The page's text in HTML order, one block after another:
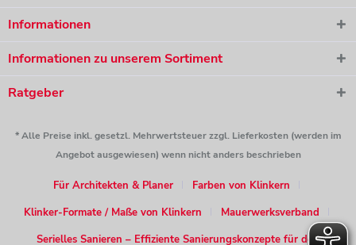
Informationen
Informationen zu unserem Sortiment
Ratgeber
* Alle Preise inkl. gesetzl. Mehrwertsteuer zzgl. Lieferkosten (werden im
Angebot ausgewiesen) wenn nicht anders beschrieben
Für Architekten & Planer
Farben von Klinkern
Klinker-Formate / Maße von Klinkern
Mauerwerksverband
Serielles Sanieren – Effiziente Sanierungskonzepte für den